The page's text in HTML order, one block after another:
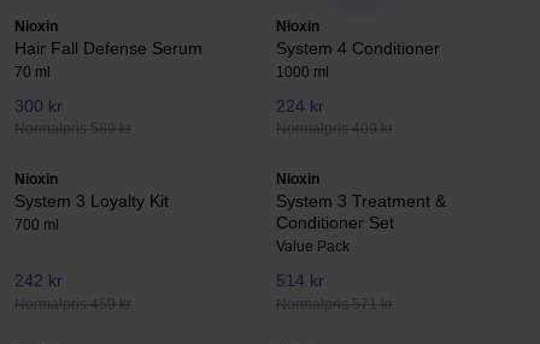
Nioxin
Hair Fall Defense Serum
70 ml
300 kr
Normalpris 589 kr
Nioxin
System 4 Conditioner
1000 ml
224 kr
Normalpris 409 kr
Nioxin
System 3 Loyalty Kit
700 ml
242 kr
Normalpris 459 kr
Nioxin
System 3 Treatment &
Conditioner Set
Value Pack
514 kr
Normalpris 571 kr